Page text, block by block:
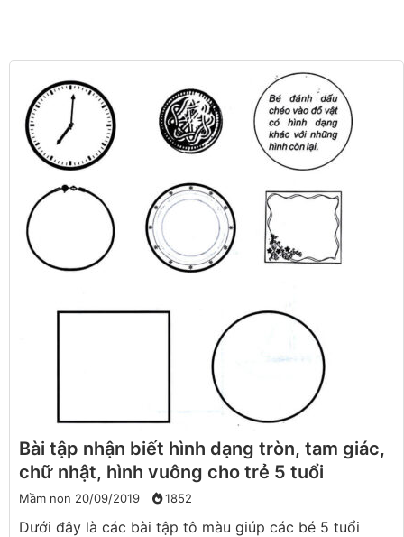
Bài tập nhận biết hình dạng tròn, tam giác,
chữ nhật, hình vuông cho trẻ 5 tuổi
Mầm non 20/09/2019 1852
Dưới đây là các bài tập tô màu giúp các bé 5 tuổi